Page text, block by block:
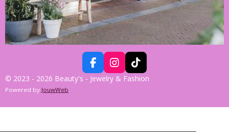
F
A
B
I
N
A
T
I
O
© 2023 - 2026 Beauty's - Jewelry & Fashion
Powered by JouwWeb